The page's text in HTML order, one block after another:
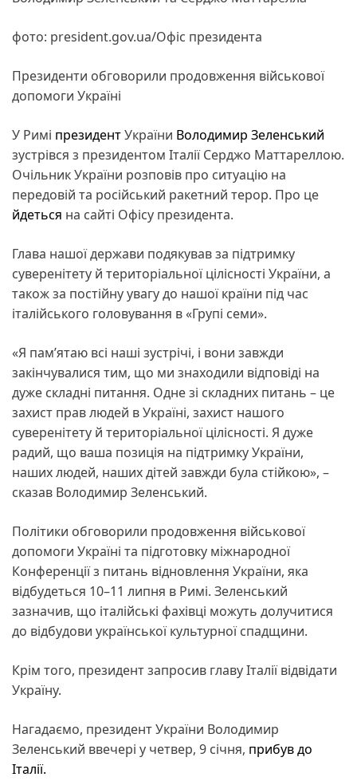
фото: president.gov.ua/Офіс президента
Президенти обговорили продовження військової
допомоги Україні
У Римі президентУкраїни Володимир Зеленський
зустрівся з президентом Італії Серджо Маттареллою.
Очільник України розповів про ситуацію на
передовій та російський ракетний терор. Про це
йдеться на сайті Офісу президента.
Глава нашої держави подякував за підтримку
суверенітету й територіальної цілісності України, а
також за постійну увагу до нашої країни під час
італійського головування в «Групі семи».
«Я памʼятаю всі наші зустрічі, і вони завжди
закінчувалися тим, що ми знаходили відповіді на
дуже складні питання. Одне зі складних питань – це
захист прав людей в Україні, захист нашого
суверенітету й територіальної цілісності. Я дуже
радий, що ваша позиція на підтримку України,
наших людей, наших дітей завжди була стійкою», –
сказав Володимир Зеленський.
Політики обговорили продовження військової
допомоги Україні та підготовку міжнародної
Конференції з питань відновлення України, яка
відбудеться 10–11 липня в Римі. Зеленський
зазначив, що італійські фахівці можуть долучитися
до відбудови української культурної спадщини.
Крім того, президент запросив главу Італії відвідати
Україну.
Нагадаємо, президент України Володимир
Зеленський ввечері у четвер, 9 січня, прибув до
Італії.